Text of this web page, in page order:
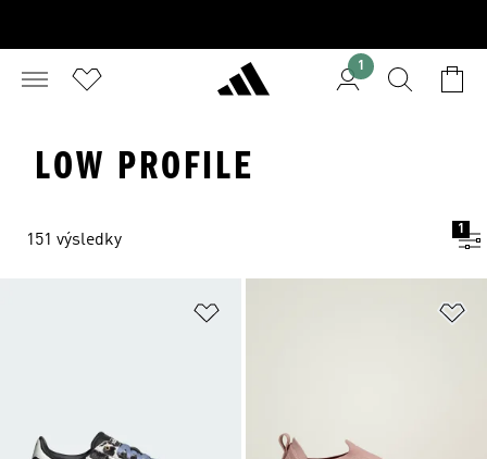
1
LOW PROFILE
151 výsledky
1
Pridať do zoznamu želaných